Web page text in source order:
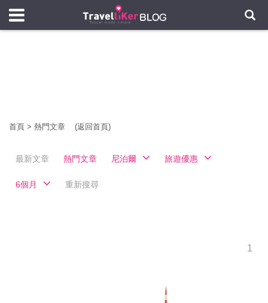
首頁 > 熱門文章 (返回首頁)
最新文章 熱門文章 尼泊爾 旅遊優惠
6個月 重新搜尋
1